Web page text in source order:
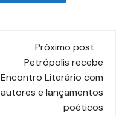
Próximo post
Petrópolis recebe
Encontro Literário com
autores e lançamentos
poéticos